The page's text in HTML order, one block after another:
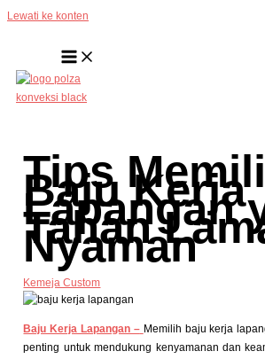
Lewati ke konten
Tips
Baju Kerja
Lapangan
Tahan
Nyaman
Kemeja Custom
Baju Kerja Lapangan – Memilih baju kerja
penting untuk mendukung kenyamanan dan